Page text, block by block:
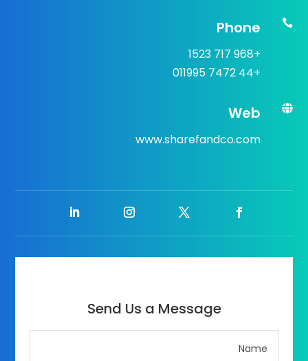

Phone
+968 717 1523
+44 7472 011995

Web
www.sharefandco.com
Send Us a Message